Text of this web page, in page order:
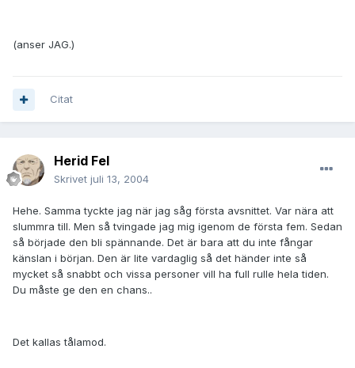
(anser JAG.)
Citat
Herid Fel
Skrivet juli 13, 2004
Hehe. Samma tyckte jag när jag såg första avsnittet. Var nära att
slummra till. Men så tvingade jag mig igenom de första fem. Sedan
så började den bli spännande. Det är bara att du inte fångar
känslan i början. Den är lite vardaglig så det händer inte så
mycket så snabbt och vissa personer vill ha full rulle hela tiden.
Du måste ge den en chans..
Det kallas tålamod.